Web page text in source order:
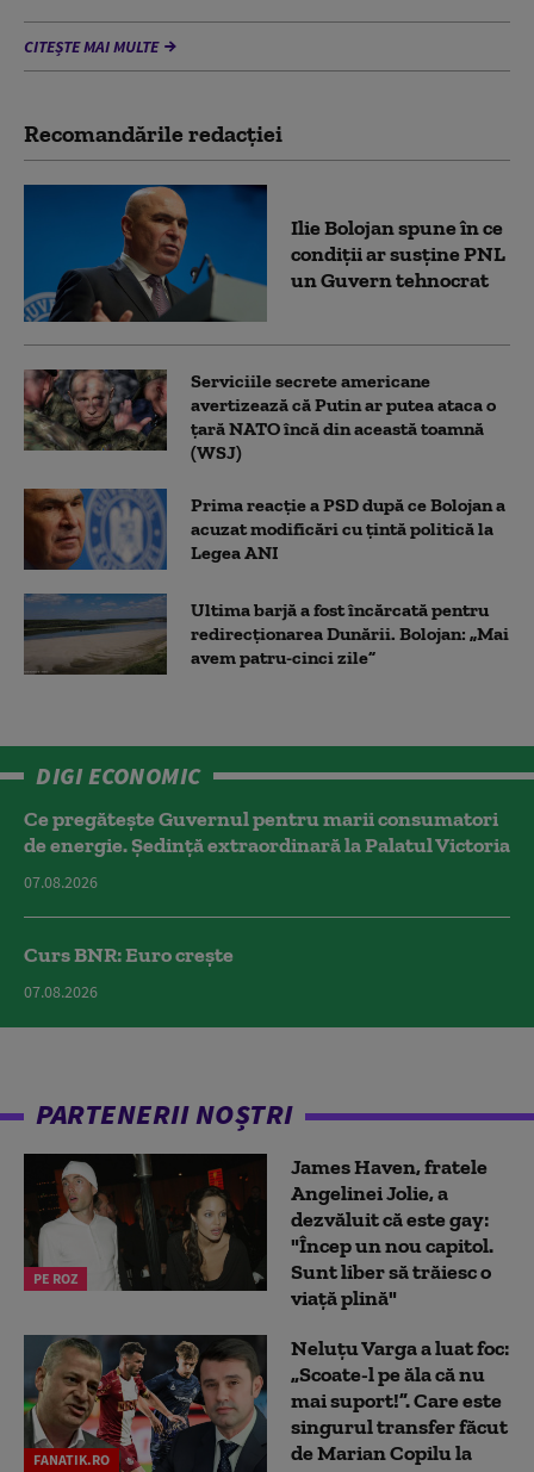
CITEȘTE MAI MULTE
Recomandările redacţiei
Ilie Bolojan spune în ce
condiții ar susține PNL
un Guvern tehnocrat
Serviciile secrete americane
avertizează că Putin ar putea ataca o
țară NATO încă din această toamnă
(WSJ)
Prima reacție a PSD după ce Bolojan a
acuzat modificări cu țintă politică la
Legea ANI
Ultima barjă a fost încărcată pentru
redirecționarea Dunării. Bolojan: „Mai
avem patru-cinci zile”
DIGI ECONOMIC
Ce pregătește Guvernul pentru marii consumatori
de energie. Ședință extraordinară la Palatul Victoria
07.08.2026
Curs BNR: Euro crește
07.08.2026
PARTENERII NOȘTRI
PE ROZ
James Haven, fratele
Angelinei Jolie, a
dezvăluit că este gay:
"Încep un nou capitol.
Sunt liber să trăiesc o
viață plină"
FANATIK.RO
Neluțu Varga a luat foc:
„Scoate-l pe ăla că nu
mai suport!”. Care este
singurul transfer făcut
de Marian Copilu la